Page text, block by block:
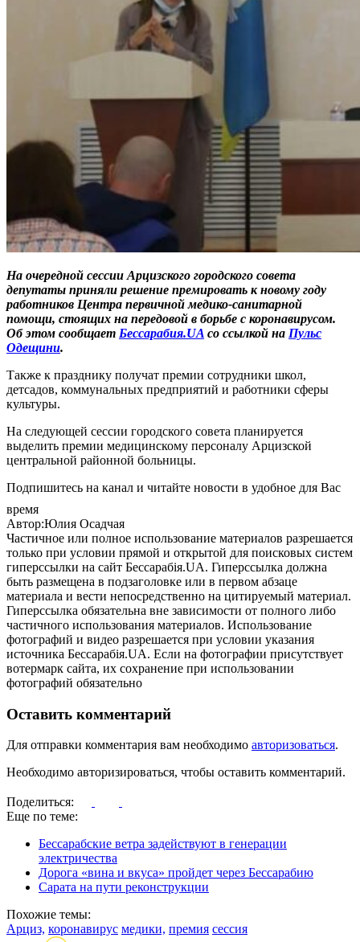
На очередной сессии Арцизского городского совета
депутаты приняли решение премировать к новому году
работников Центра первичной медико-санитарной
помощи, стоящих на передовой в борьбе с коронавирусом.
Об этом сообщает Бессарабия.UA со ссылкой на Пульс
Одещини.
Также к празднику получат премии сотрудники школ,
детсадов, коммунальных предприятий и работники сферы
культуры.
На следующей сессии городского совета планируется
выделить премии медицинскому персоналу Арцизской
центральной районной больницы.
Подпишитесь на канал и читайте новости в удобное для Вас
время
Автор:Юлия Осадчая
Частичное или полное использование материалов разрешается
только при условии прямой и открытой для поисковых систем
гиперссылки на сайт Бессарабія.UA. Гиперссылка должна
быть размещена в подзаголовке или в первом абзаце
материала и вести непосредственно на цитируемый материал.
Гиперссылка обязательна вне зависимости от полного либо
частичного использования материалов. Использование
фотографий и видео разрешается при условии указания
источника Бессарабія.UA. Если на фотографии присутствует
вотермарк сайта, их сохранение при использовании
фотографий обязательно
Оставить комментарий
Для отправки комментария вам необходимо авторизоваться.
Необходимо авторизироваться, чтобы оставить комментарий.
Поделиться:
Еще по теме:
Бессарабские ветра задействуют в генерации
электричества
Дорога «вина и вкуса» пройдет через Бессарабию
Сарата на пути реконструкции
Похожие темы:
Арциз, коронавирус медики, премия сессия